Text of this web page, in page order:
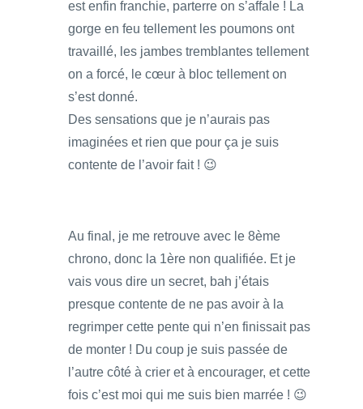
est enfin franchie, parterre on s’affale ! La
gorge en feu tellement les poumons ont
travaillé, les jambes tremblantes tellement
on a forcé, le cœur à bloc tellement on
s’est donné.
Des sensations que je n’aurais pas
imaginées et rien que pour ça je suis
contente de l’avoir fait ! 😉
Au final, je me retrouve avec le 8ème
chrono, donc la 1ère non qualifiée. Et je
vais vous dire un secret, bah j’étais
presque contente de ne pas avoir à la
regrimper cette pente qui n’en finissait pas
de monter ! Du coup je suis passée de
l’autre côté à crier et à encourager, et cette
fois c’est moi qui me suis bien marrée ! 😉